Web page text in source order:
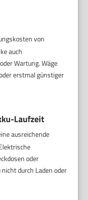
von
auch
Wartung. Wäge
erstmal günstiger
Laufzeit
ausreichende
oder
durch Laden oder